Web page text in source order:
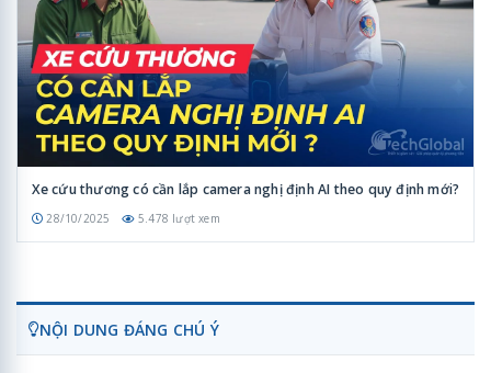
Xe cứu thương có cần lắp camera nghị định AI theo quy định mới?
28/10/2025 5.478 lượt xem
NỘI DUNG ĐÁNG CHÚ Ý